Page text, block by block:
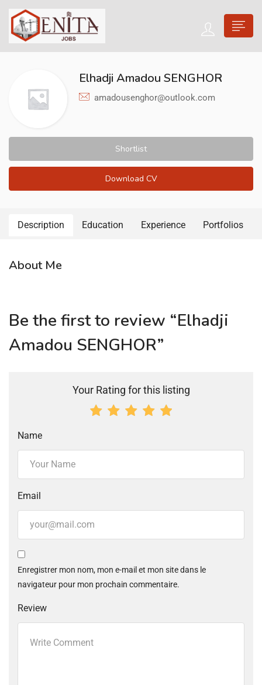
Elhadji Amadou SENGHOR
amadousenghor@outlook.com
Shortlist
Download CV
Description Education Experience Portfolios
About Me
Be the first to review “Elhadji
Amadou SENGHOR”
Your Rating for this listing
Name
Email
Enregistrer mon nom, mon e-mail et mon site dans le
navigateur pour mon prochain commentaire.
Review